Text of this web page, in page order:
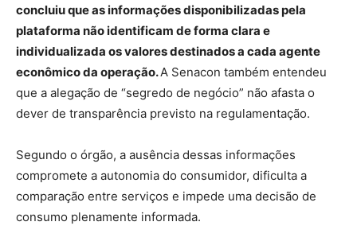
concluiu que as informações disponibilizadas pela
plataforma não identificam de forma clara e
individualizada os valores destinados a cada agente
econômico da operação.A Senacon também entendeu
que a alegação de “segredo de negócio” não afasta o
dever de transparência previsto na regulamentação.
Segundo o órgão, a ausência dessas informações
compromete a autonomia do consumidor, dificulta a
comparação entre serviços e impede uma decisão de
consumo plenamente informada.